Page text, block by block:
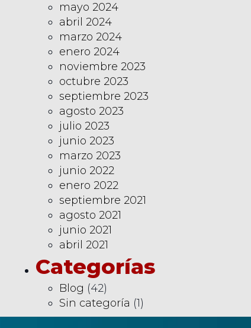
mayo 2024
abril 2024
marzo 2024
enero 2024
noviembre 2023
octubre 2023
septiembre 2023
agosto 2023
julio 2023
junio 2023
marzo 2023
junio 2022
enero 2022
septiembre 2021
agosto 2021
junio 2021
abril 2021
Categorías
Blog (42)
Sin categoría (1)